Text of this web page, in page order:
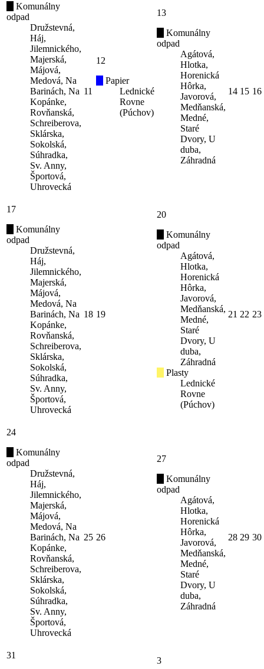
Komunálny
odpad
Družstevná,
Háj,
Jilemnického,
Majerská,
Májová,
Medová, Na
Barinách, Na
Kopánke,
Rovňanská,
Schreiberova,
Sklárska,
Sokolská,
Súhradka,
Sv. Anny,
Športová,
Uhrovecká
11
12
Papier
Lednické
Rovne
(Púchov)
13
Komunálny
odpad
Agátová,
Hlotka,
Horenická
Hôrka,
Javorová,
Medňanská,
Medné,
Staré
Dvory, U
duba,
Záhradná
14 15 16
17
Komunálny
odpad
Družstevná,
Háj,
Jilemnického,
Majerská,
Májová,
Medová, Na
Barinách, Na
Kopánke,
Rovňanská,
Schreiberova,
Sklárska,
Sokolská,
Súhradka,
Sv. Anny,
Športová,
Uhrovecká
18 19
20
Komunálny
odpad
Agátová,
Hlotka,
Horenická
Hôrka,
Javorová,
Medňanská,
Medné,
Staré
Dvory, U
duba,
Záhradná
Plasty
Lednické
Rovne
(Púchov)
21 22 23
24
Komunálny
odpad
Družstevná,
Háj,
Jilemnického,
Majerská,
Májová,
Medová, Na
Barinách, Na
Kopánke,
Rovňanská,
Schreiberova,
Sklárska,
Sokolská,
Súhradka,
Sv. Anny,
Športová,
Uhrovecká
25 26
27
Komunálny
odpad
Agátová,
Hlotka,
Horenická
Hôrka,
Javorová,
Medňanská,
Medné,
Staré
Dvory, U
duba,
Záhradná
28 29 30
31
3